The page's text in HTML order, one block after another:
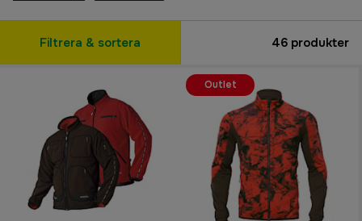
Filtrera & sortera 46 produkter
Outlet